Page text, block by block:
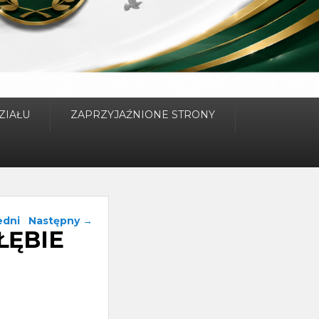
ZAPRZYJAŹNIONE STRONY
wpisuNastępny →